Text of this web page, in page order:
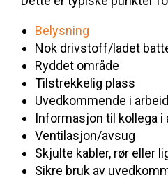
Belysning
Nok drivstoff/ladet
Ryddet område
Tilstrekkelig plass
Uvedkommende i
Informasjon til kollega i
Ventilasjon/avsug
Skjulte kabler, rør eller
Sikre bruk av